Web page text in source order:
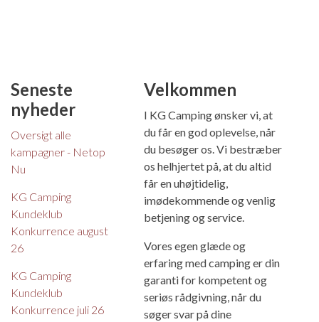
Seneste
nyheder
Oversigt alle
kampagner - Netop
Nu
KG Camping
Kundeklub
Konkurrence august
26
KG Camping
Kundeklub
Konkurrence juli 26
Velkommen
I KG Camping ønsker vi, at
du får en god oplevelse, når
du besøger os. Vi bestræber
os helhjertet på, at du altid
får en uhøjtidelig,
imødekommende og venlig
betjening og service.
Vores egen glæde og
erfaring med camping er din
garanti for kompetent og
seriøs rådgivning, når du
søger svar på dine